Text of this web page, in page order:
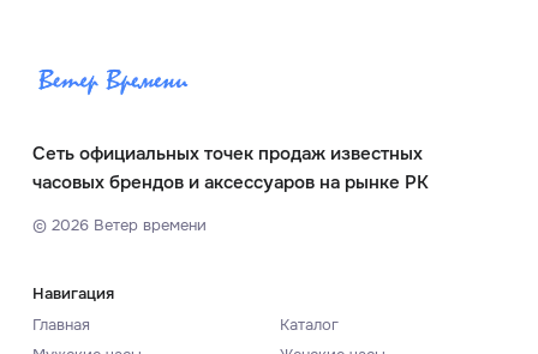
Сеть официальных точек продаж известных
часовых брендов и аксессуаров на рынке РК
© 2026Ветер времени
Навигация
Главная
Каталог